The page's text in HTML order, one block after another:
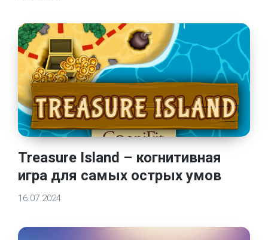
Treasure Island – когнитивная
игра для самых острых умов
16.07.2024